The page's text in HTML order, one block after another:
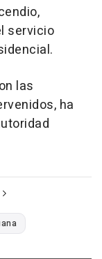
servicio
las
ha